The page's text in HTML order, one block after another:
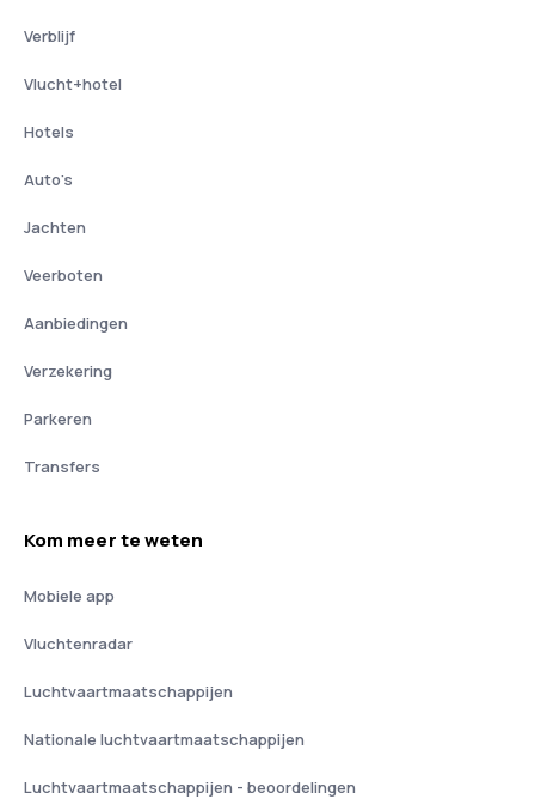
Verblijf
Vlucht+hotel
Hotels
Auto's
Jachten
Veerboten
Aanbiedingen
Verzekering
Parkeren
Transfers
Kom meer te weten
Mobiele app
Vluchtenradar
Luchtvaartmaatschappijen
Nationale luchtvaartmaatschappijen
Luchtvaartmaatschappijen - beoordelingen